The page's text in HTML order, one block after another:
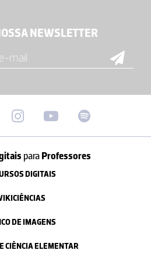
NEWSLETTER
paraProfessores
DIGITAIS
DE IMAGENS
CIÊNCIA ELEMENTAR